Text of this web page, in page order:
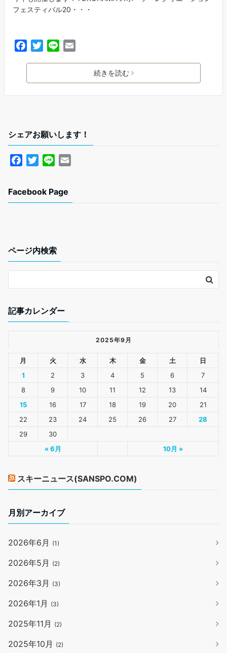
フェスティバル20・・・
e
b
k
t
t
e
i
l
続きを読む
シェアお願いします！
e
k
t
e
Facebook Page
ページ内検索
記事カレンダー
2025年9月
月 火 水 木 金 土 日
« 6月 10月 »
1 2 3 4 5 6
7
8
9 10 11 12 13
14
15
16 17 18 19 20
21
22
23 24 25 26 27
28
29
30
スキーニュース(SANSPO.COM)
月別アーカイブ
2026年6月 (1)
2026年5月 (2)
2026年3月 (3)
2026年1月 (3)
2025年11月 (2)
2025年10月 (2)